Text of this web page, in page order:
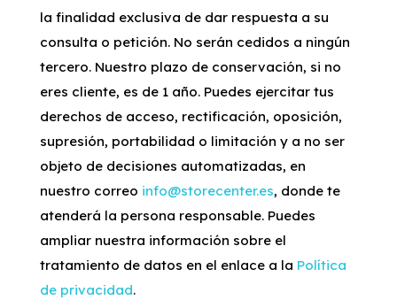
la finalidad exclusiva de dar respuesta a su
consulta o petición. No serán cedidos a ningún
tercero. Nuestro plazo de conservación, si no
eres cliente, es de 1 año. Puedes ejercitar tus
derechos de acceso, rectificación, oposición,
supresión, portabilidad o limitación y a no ser
objeto de decisiones automatizadas, en
nuestro correo info@storecenter.es, donde te
atenderá la persona responsable. Puedes
ampliar nuestra información sobre el
tratamiento de datos en el enlace a la Política
de privacidad.